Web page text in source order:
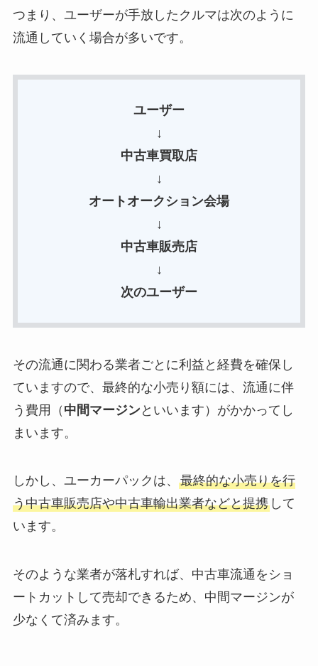
つまり、ユーザーが手放したクルマは次のように
流通していく場合が多いです。
ユーザー
↓
中古車買取店
↓
オートオークション会場
↓
中古車販売店
↓
次のユーザー
その流通に関わる業者ごとに利益と経費を確保し
ていますので、最終的な小売り額には、流通に伴
う費用（ 中間マージンといいます）がかかってし
まいます。
しかし、ユーカーパックは、 最終的な小売りを行
う中古車販売店や中古車輸出業者などと提携して
います。
そのような業者が落札すれば、中古車流通をショ
ートカットして売却できるため、中間マージンが
少なくて済みます。